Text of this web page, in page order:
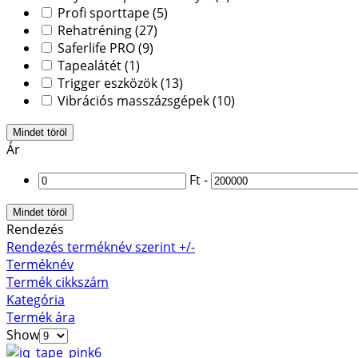
Profi sporttape(5)
Rehatréning(27)
Saferlife PRO(9)
Tapealátét(1)
Trigger eszközök(13)
Vibrációs masszázsgépek(10)
Mindet töröl
Ár
Ft-
Mindet töröl
Rendezés
Rendezés terméknév szerint +/-
Terméknév
Termék cikkszám
Kategória
Termék ára
Show